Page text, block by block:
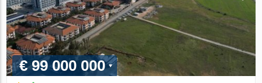
€ 99 000 000